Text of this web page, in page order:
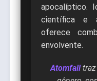
apocalíptico.
científica e
oferece
envolvente.
Atomfalltraz